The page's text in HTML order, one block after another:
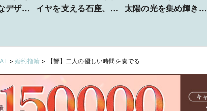
デザイ
イヤを支える石座、爪
太陽の光を集め輝きを
>婚約指輪 > 【響】二人の優しい時間を奏でる